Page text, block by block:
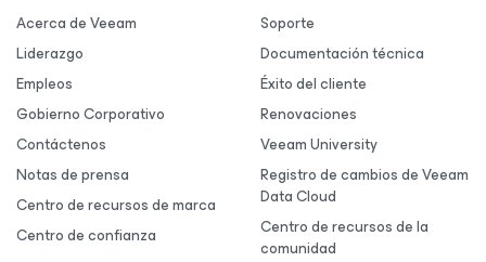
Acerca de Veeam
Liderazgo
Empleos
Gobierno Corporativo
Contáctenos
Notas de prensa
Centro de recursos de marca
Centro de confianza
Soporte
Documentación técnica
Éxito del cliente
Renovaciones
Veeam University
Registro de cambios de Veeam
Data Cloud
Centro de recursos de la
comunidad